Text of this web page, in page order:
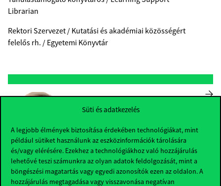
Süti és adatkezelés
A legjobb élmények biztosítása érdekében technológiákat, mint
például sütiket használunk az eszközinformációk tárolására
és/vagy elérésére. Ezekhez a technológiákhoz való hozzájárulás
lehetővé teszi számunkra az olyan adatok feldolgozását, mint a
böngészési magatartás vagy egyedi azonosítók ezen az oldalon. A
hozzájárulás megtagadása vagy visszavonása negatívan
Librarian
Rektori Szervezet / Kutatási és akadémiai közösségért
felelős rh. / Egyetemi Könyvtár
Dr. Asemi Asefeh
asemi.asefeh@uni-corvinus.hu